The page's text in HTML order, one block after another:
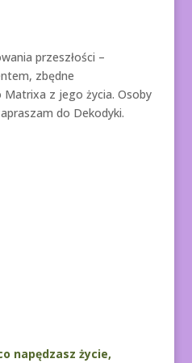
przeszłości –
zbędne
z jego życia. Osoby
do Dekodyki.
napędzasz życie,